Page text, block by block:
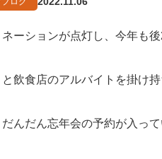
ーションが点灯し、今年も
飲食店のアルバイトを掛け
んだん忘年会の予約が入っ